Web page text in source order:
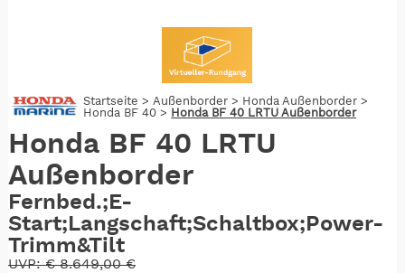
Startseite >Außenborder > Honda Außenborder >
Honda BF 40 > Honda BF 40 LRTU Außenborder
Honda BF 40 LRTU
Außenborder
Fernbed.;E-
Start;Langschaft;Schaltbox;Power-
Trimm&Tilt
UVP:€8.649,00 €